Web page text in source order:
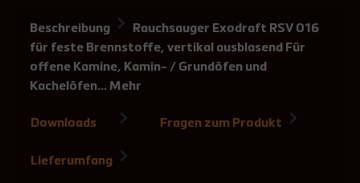
Beschreibung
Rauchsauger Exodraft RSV 016
für feste Brennstoffe, vertikal ausblasend Für
offene Kamine, Kamin- / Grundöfen und
Kachelöfen… Mehr
Downloads Fragen zum Produkt
Lieferumfang